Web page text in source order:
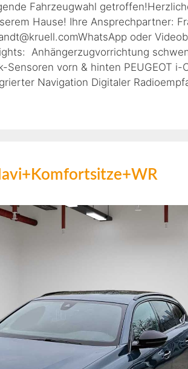
Fahrzeugwahl
Hause! Ihre Ansprechpartner:
oder
Anhängerzugvorrichtung
Sensoren vorn & hinten PEUGEOT i-
Navigation Digitaler